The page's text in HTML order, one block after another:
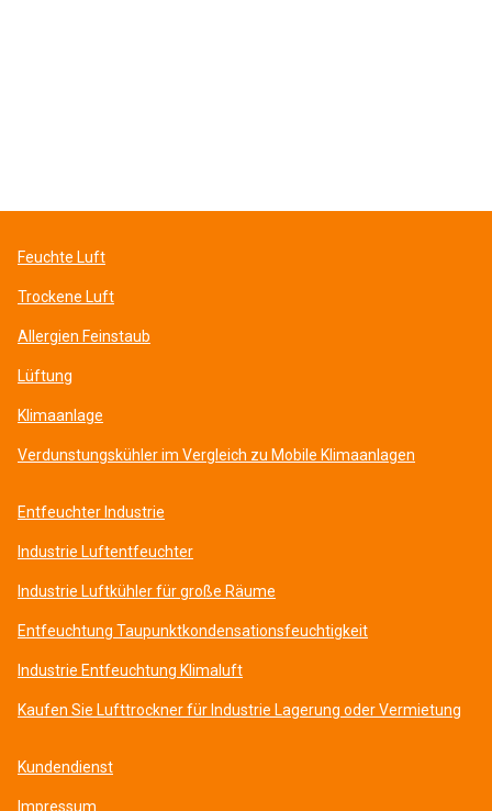
Feuchte Luft
Trockene Luft
Allergien Feinstaub
Lüftung
Klimaanlage
Verdunstungskühler im Vergleich zu Mobile Klimaanlagen
Entfeuchter Industrie
Industrie Luftentfeuchter
Industrie Luftkühler für große Räume
Entfeuchtung Taupunktkondensationsfeuchtigkeit
Industrie Entfeuchtung Klimaluft
Kaufen Sie Lufttrockner für Industrie Lagerung oder Vermietung
Kundendienst
Impressum